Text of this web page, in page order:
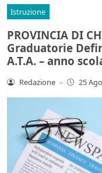
Istruzione
PROVINCIA DI
Graduatorie
A.T.A. – anno
Redazione - 25